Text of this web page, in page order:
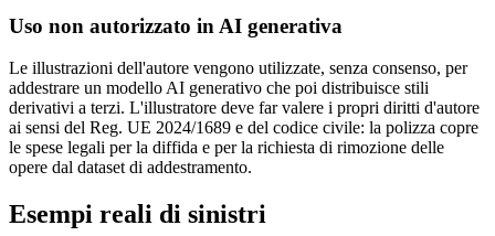
Uso non autorizzato in AI generativa
Le illustrazioni dell'autore vengono utilizzate, senza consenso, per
addestrare un modello AI generativo che poi distribuisce stili
derivativi a terzi. L'illustratore deve far valere i propri diritti d'autore
ai sensi del Reg. UE 2024/1689 e del codice civile: la polizza copre
le spese legali per la diffida e per la richiesta di rimozione delle
opere dal dataset di addestramento.
Esempi reali di sinistri